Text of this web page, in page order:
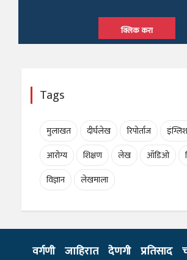
क्लिक करा
Tags
मुलाखत दीर्घलेख रिपोर्ताज इंग्लिश
आरोग्य
शिक्षण लेख ऑडिओ
विज्ञान
लेखमाला
वर्गणी जाहिरात देणगी प्रतिसाद